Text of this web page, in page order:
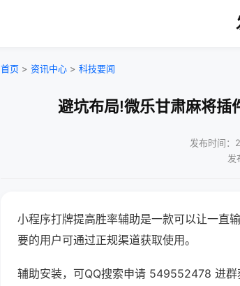
首页 > 资讯中心 > 科技要闻
避坑布局!微乐甘肃麻将插
发布时间：
发
小程序打牌提高胜率辅助是一款可以让一直
要的用户可通过正规渠道获取使用。
辅助安装，可QQ搜索申请 549552478 进群